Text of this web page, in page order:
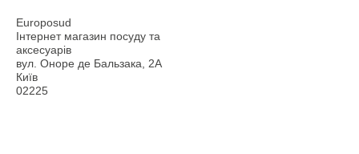
Europosud
Інтернет магазин посуду та
аксесуарів
вул. Оноре де Бальзака, 2А
Київ
02225